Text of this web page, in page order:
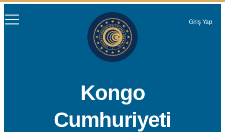
Giriş Yap
Kongo
Cumhuriyeti